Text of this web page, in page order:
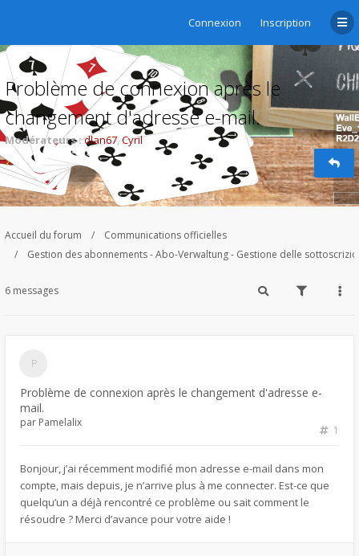
Connexion Inscription
Problème de connexion après le
changement d'adresse e-mail.
Modérateurs :dlan67,Cyril
Accueil du forum
Communications officielles
Gestion des abonnements - Abo-Verwaltung - Gestione delle
6 messages
Problème de connexion après le changement d'adresse e-
mail.
1
par Pamelalix
Bonjour, j’ai récemment modifié mon adresse e-mail dans mon
compte, mais depuis, je n’arrive plus à me connecter. Est-ce que
quelqu’un a déjà rencontré ce problème ou sait comment le
résoudre ? Merci d’avance pour votre aide !